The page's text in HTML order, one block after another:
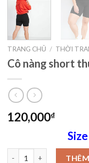
TRANG CHỦ / THỜI
Cô nàng short
120,000₫
Cô nàng short thun umi